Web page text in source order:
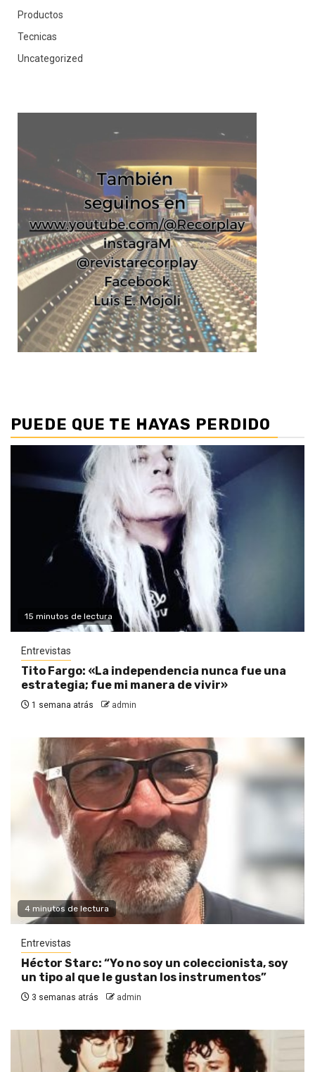
Productos
Tecnicas
Uncategorized
PUEDE QUE TE HAYAS PERDIDO
15 minutos de lectura
Entrevistas
Tito Fargo: «La independencia nunca fue una
estrategia; fue mi manera de vivir»
1 semana atrás admin
4 minutos de lectura
Entrevistas
Héctor Starc: “Yo no soy un coleccionista, soy
un tipo al que le gustan los instrumentos”
3 semanas atrás admin